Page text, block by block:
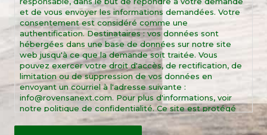
et de vous envoyer les informations demandées. Votre
consentement est considéré comme une
authentification. Destinataires : vos données sont
hébergées dans une base de données sur notre site
web jusqu'à ce que la demande soit traitée. Vous
pouvez exercer votre droit d'accès, de rectification, de
limitation ou de suppression de vos données en
envoyant un courriel à l'adresse suivante :
info@rovensanext.com. Pour plus d'informations, voir
notre politique de confidentialité. Ce site est protégé
par reCAPTCHA et par les règles de confidentialité et
les conditions d'utilisation de Google.